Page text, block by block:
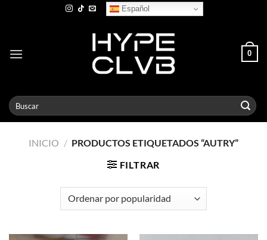
Español
0
Buscar
por:
INICIO / PRODUCTOS ETIQUETADOS “AUTRY”
FILTRAR